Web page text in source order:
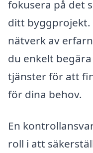
fokusera på det
ditt byggprojekt.
nätverk av
du enkelt
tjänster för att
för dina behov.
En
roll i att